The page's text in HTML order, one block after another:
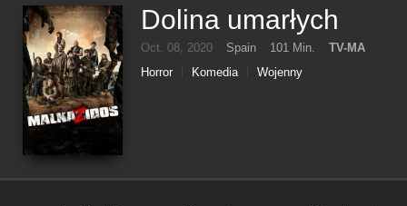
Dolina umarłych
Oct. 08, 2020 Spain 101 Min.
TV-MA
Horror
Komedia Wojenny